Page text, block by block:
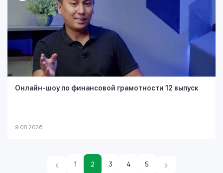
Онлайн-шоу по финансовой грамотности 12 выпуск
9.08.2026
1 2 3 4 5